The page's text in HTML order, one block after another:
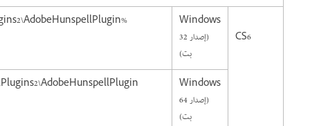
Windows
(إصدار 32
بت)
%ProgramFiles%\Common Files\Adobe\Linguistics\6.0\Providers\Plugins2\AdobeHunspellPlugin
Windows
(إصدار 64
بت)